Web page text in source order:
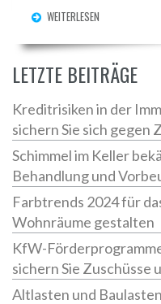
WEITERLESEN
LETZTE BEITRÄGE
Kreditrisiken in der
sichern Sie sich gegen
Schimmel im Keller
Behandlung und
Farbtrends 2024 für
Wohnräume gestalten
KfW-
sichern Sie Zuschüsse
Altlasten und